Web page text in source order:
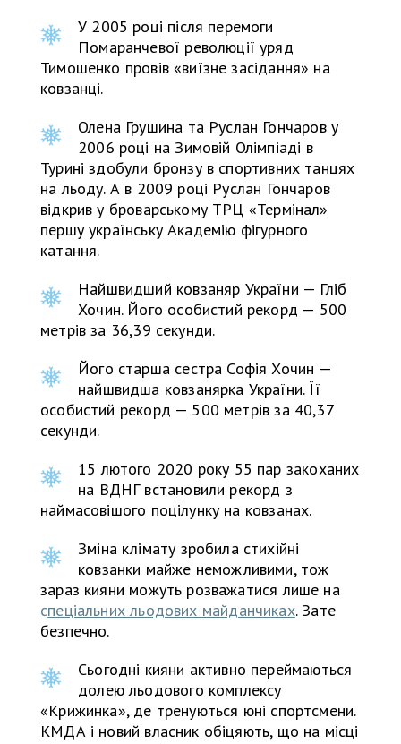
У 2005 році після перемоги
Помаранчевої революції уряд
Тимошенко провів «виїзне засідання» на
ковзанці.
Олена Грушина та Руслан Гончаров у
2006 році на Зимовій Олімпіаді в
Турині здобули бронзу в спортивних танцях
на льоду. А в 2009 році Руслан Гончаров
відкрив у броварському ТРЦ «Термінал»
першу українську Академію фігурного
катання.
Найшвидший ковзаняр України — Гліб
Хочин. Його особистий рекорд — 500
метрів за 36,39 секунди.
Його старша сестра Софія Хочин —
найшвидша ковзанярка України. Її
особистий рекорд — 500 метрів за 40,37
секунди.
15 лютого 2020 року 55 пар закоханих
на ВДНГ встановили рекорд з
наймасовішого поцілунку на ковзанах.
Зміна клімату зробила стихійні
ковзанки майже неможливими, тож
зараз кияни можуть розважатися лише на
спеціальних льодових майданчиках. Зате
безпечно.
Сьогодні кияни активно переймаються
долею льодового комплексу
«Крижинка», де тренуються юні спортсмени.
КМДА і новий власник обіцяють, що на місці